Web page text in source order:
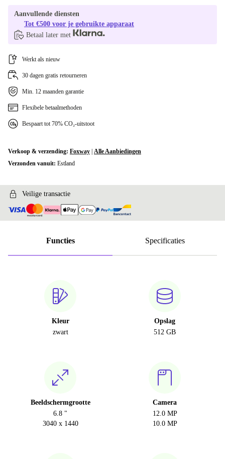
Aanvullende diensten
Tot €500 voor je gebruikte apparaat
Betaal later met
Werkt als nieuw
30 dagen gratis retourneren
Min. 12 maanden garantie
Flexibele betaalmethoden
Bespaart tot 70% CO₂-uitstoot
Verkoop & verzending: Foxway Alle Aanbiedingen
Verzonden vanuit: Estland
Veilige transactie
Functies Specificaties
Kleur
zwart
Opslag
512 GB
Beeldschermgrootte
6.8 "
3040 x 1440
Camera
12.0 MP
10.0 MP